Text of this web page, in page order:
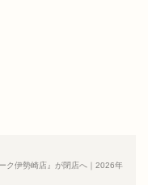
ク伊勢崎店』が閉店へ｜2026年